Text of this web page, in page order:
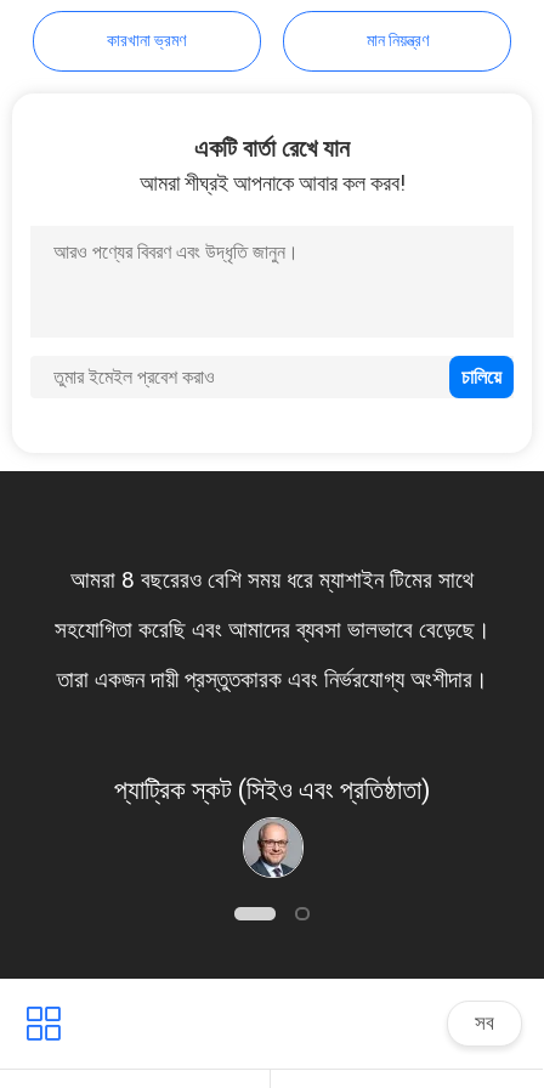
কারখানা ভ্রমণ মান নিয়ন্ত্রণ
একটি বার্তা রেখে যান
আমরা শীঘ্রই আপনাকে আবার কল করব!
আমরা 8 বছরেরও বেশি সময় ধরে ম্যাশাইন টিমের সাথে
সহযোগিতা করেছি এবং আমাদের ব্যবসা ভালভাবে বেড়েছে।
তারা একজন দায়ী প্রস্তুতকারক এবং নির্ভরযোগ্য অংশীদার।
প্যাট্রিক স্কট (সিইও এবং প্রতিষ্ঠাতা)
সব